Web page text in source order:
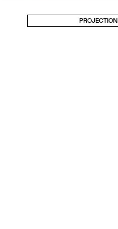
PROJECTION